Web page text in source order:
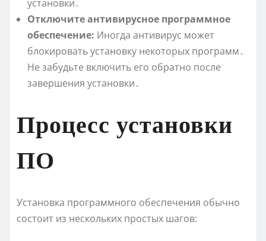
установки․
Отключите антивирусное программное
обеспечение: Иногда антивирус может
блокировать установку некоторых программ․
Не забудьте включить его обратно после
завершения установки․
Процесс установки
ПО
Установка программного обеспечения обычно
состоит из нескольких простых шагов: